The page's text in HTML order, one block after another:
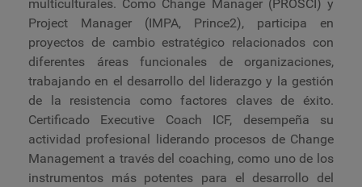
multiculturales. Como Change Manager (PROSCI) y
Project Manager (IMPA, Prince2), participa en
proyectos de cambio estratégico relacionados con
diferentes áreas funcionales de organizaciones,
trabajando en el desarrollo del liderazgo y la gestión
de la resistencia como factores claves de éxito.
Certificado Executive Coach ICF, desempeña su
actividad profesional liderando procesos de Change
Management a través del coaching, como uno de los
instrumentos más potentes para el desarrollo del